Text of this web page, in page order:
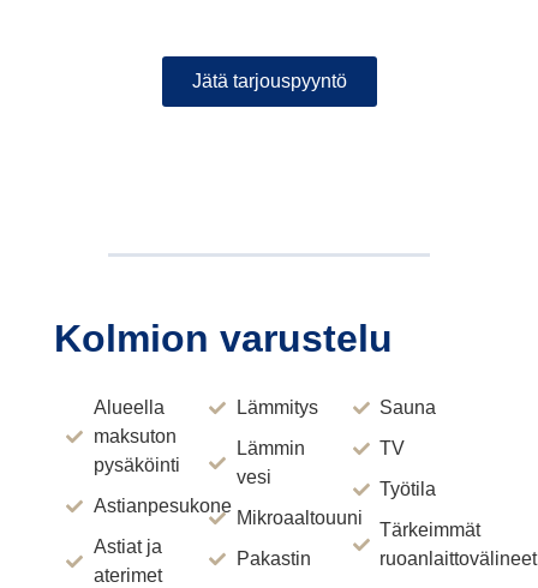
Jätä tarjouspyyntö
Kolmion varustelu
Alueella
maksuton
pysäköinti
Astianpesukone
Astiat ja
aterimet
Lämmitys
Lämmin
vesi
Mikroaaltouuni
Pakastin
Sauna
TV
Työtila
Tärkeimmät
ruoanlaittovälineet